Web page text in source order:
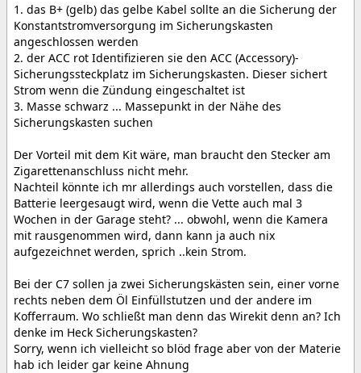
1. das B+ (gelb) das gelbe Kabel sollte an die Sicherung der
Konstantstromversorgung im Sicherungskasten
angeschlossen werden
2. der ACC rot Identifizieren sie den ACC (Accessory)-
Sicherungssteckplatz im Sicherungskasten. Dieser sichert
Strom wenn die Zündung eingeschaltet ist
3. Masse schwarz ... Massepunkt in der Nähe des
Sicherungskasten suchen
Der Vorteil mit dem Kit wäre, man braucht den Stecker am
Zigarettenanschluss nicht mehr.
Nachteil könnte ich mr allerdings auch vorstellen, dass die
Batterie leergesaugt wird, wenn die Vette auch mal 3
Wochen in der Garage steht? ... obwohl, wenn die Kamera
mit rausgenommen wird, dann kann ja auch nix
aufgezeichnet werden, sprich ..kein Strom.
Bei der C7 sollen ja zwei Sicherungskästen sein, einer vorne
rechts neben dem Öl Einfüllstutzen und der andere im
Kofferraum. Wo schließt man denn das Wirekit denn an? Ich
denke im Heck Sicherungskasten?
Sorry, wenn ich vielleicht so blöd frage aber von der Materie
hab ich leider gar keine Ahnung